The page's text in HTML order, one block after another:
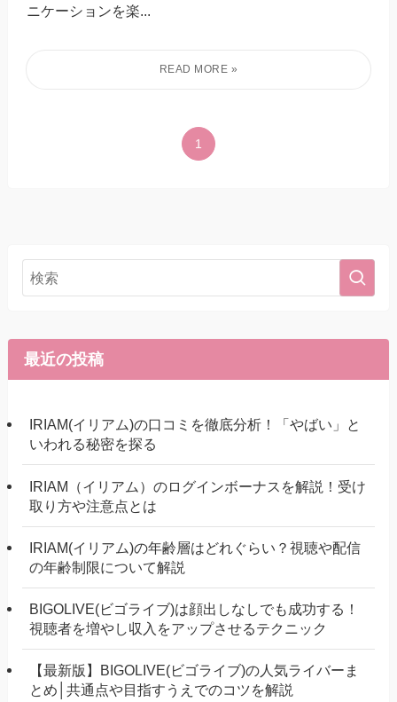
ニケーションを楽...
1
最近の投稿
IRIAM(イリアム)の口コミを徹底分析！「やばい」と
いわれる秘密を探る
IRIAM（イリアム）のログインボーナスを解説！受け
取り方や注意点とは
IRIAM(イリアム)の年齢層はどれぐらい？視聴や配信
の年齢制限について解説
BIGOLIVE(ビゴライブ)は顔出しなしでも成功する！
視聴者を増やし収入をアップさせるテクニック
【最新版】BIGOLIVE(ビゴライブ)の人気ライバーま
とめ│共通点や目指すうえでのコツを解説